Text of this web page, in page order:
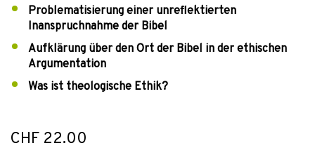
Problematisierung einer unreflektierten
Inanspruchnahme der Bibel
Aufklärung über den Ort der Bibel in der ethischen
Argumentation
Was ist theologische Ethik?
CHF 22.00